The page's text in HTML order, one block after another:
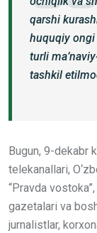
qarshi
huquqiy
turli
tashkil
Bugun, 9-dekabr
telekanallari,
“Pravda vostoka”,
gazetalari va
jurnalistlar,